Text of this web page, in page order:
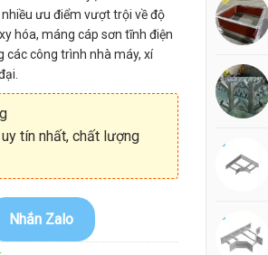
ưu điểm vượt trội về độ
hóa, máng cáp sơn tĩnh điện
các công trình nhà máy, xí
tín nhất, chất lượng
Nhắn Zalo